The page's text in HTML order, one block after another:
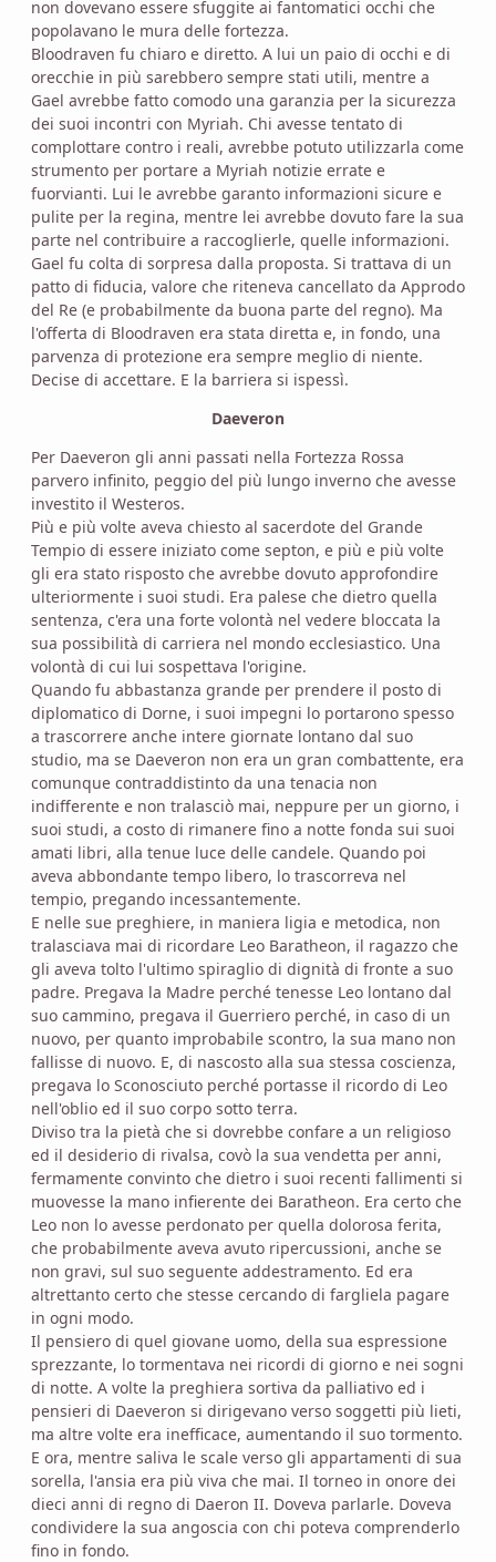
non dovevano essere sfuggite ai fantomatici occhi che
popolavano le mura delle fortezza.
Bloodraven fu chiaro e diretto. A lui un paio di occhi e di
orecchie in più sarebbero sempre stati utili, mentre a
Gael avrebbe fatto comodo una garanzia per la sicurezza
dei suoi incontri con Myriah. Chi avesse tentato di
complottare contro i reali, avrebbe potuto utilizzarla come
strumento per portare a Myriah notizie errate e
fuorvianti. Lui le avrebbe garanto informazioni sicure e
pulite per la regina, mentre lei avrebbe dovuto fare la sua
parte nel contribuire a raccoglierle, quelle informazioni.
Gael fu colta di sorpresa dalla proposta. Si trattava di un
patto di fiducia, valore che riteneva cancellato da Approdo
del Re (e probabilmente da buona parte del regno). Ma
l'offerta di Bloodraven era stata diretta e, in fondo, una
parvenza di protezione era sempre meglio di niente.
Decise di accettare. E la barriera si ispessì.
Daeveron
Per Daeveron gli anni passati nella Fortezza Rossa
parvero infinito, peggio del più lungo inverno che avesse
investito il Westeros.
Più e più volte aveva chiesto al sacerdote del Grande
Tempio di essere iniziato come septon, e più e più volte
gli era stato risposto che avrebbe dovuto approfondire
ulteriormente i suoi studi. Era palese che dietro quella
sentenza, c'era una forte volontà nel vedere bloccata la
sua possibilità di carriera nel mondo ecclesiastico. Una
volontà di cui lui sospettava l'origine.
Quando fu abbastanza grande per prendere il posto di
diplomatico di Dorne, i suoi impegni lo portarono spesso
a trascorrere anche intere giornate lontano dal suo
studio, ma se Daeveron non era un gran combattente, era
comunque contraddistinto da una tenacia non
indifferente e non tralasciò mai, neppure per un giorno, i
suoi studi, a costo di rimanere fino a notte fonda sui suoi
amati libri, alla tenue luce delle candele. Quando poi
aveva abbondante tempo libero, lo trascorreva nel
tempio, pregando incessantemente.
E nelle sue preghiere, in maniera ligia e metodica, non
tralasciava mai di ricordare Leo Baratheon, il ragazzo che
gli aveva tolto l'ultimo spiraglio di dignità di fronte a suo
padre. Pregava la Madre perché tenesse Leo lontano dal
suo cammino, pregava il Guerriero perché, in caso di un
nuovo, per quanto improbabile scontro, la sua mano non
fallisse di nuovo. E, di nascosto alla sua stessa coscienza,
pregava lo Sconosciuto perché portasse il ricordo di Leo
nell'oblio ed il suo corpo sotto terra.
Diviso tra la pietà che si dovrebbe confare a un religioso
ed il desiderio di rivalsa, covò la sua vendetta per anni,
fermamente convinto che dietro i suoi recenti fallimenti si
muovesse la mano infierente dei Baratheon. Era certo che
Leo non lo avesse perdonato per quella dolorosa ferita,
che probabilmente aveva avuto ripercussioni, anche se
non gravi, sul suo seguente addestramento. Ed era
altrettanto certo che stesse cercando di fargliela pagare
in ogni modo.
Il pensiero di quel giovane uomo, della sua espressione
sprezzante, lo tormentava nei ricordi di giorno e nei sogni
di notte. A volte la preghiera sortiva da palliativo ed i
pensieri di Daeveron si dirigevano verso soggetti più lieti,
ma altre volte era inefficace, aumentando il suo tormento.
E ora, mentre saliva le scale verso gli appartamenti di sua
sorella, l'ansia era più viva che mai. Il torneo in onore dei
dieci anni di regno di Daeron II. Doveva parlarle. Doveva
condividere la sua angoscia con chi poteva comprenderlo
fino in fondo.